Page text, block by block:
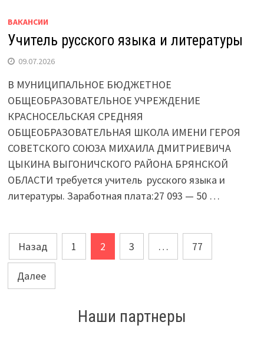
ВАКАНСИИ
Учитель русского языка и литературы
09.07.2026
В МУНИЦИПАЛЬНОЕ БЮДЖЕТНОЕ
ОБЩЕОБРАЗОВАТЕЛЬНОЕ УЧРЕЖДЕНИЕ
КРАСНОСЕЛЬСКАЯ СРЕДНЯЯ
ОБЩЕОБРАЗОВАТЕЛЬНАЯ ШКОЛА ИМЕНИ ГЕРОЯ
СОВЕТСКОГО СОЮЗА МИХАИЛА ДМИТРИЕВИЧА
ЦЫКИНА ВЫГОНИЧСКОГО РАЙОНА БРЯНСКОЙ
ОБЛАСТИ требуется учитель русского языка и
литературы. Заработная плата:27 093 — 50 …
Навигация
по
записям
Назад 1 2 3 … 77
Далее
Наши партнеры